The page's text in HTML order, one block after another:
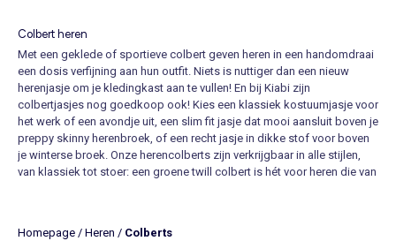
Colbert heren
Met een geklede of sportieve colbert geven heren in een handomdraai
een dosis verfijning aan hun outfit. Niets is nuttiger dan een nieuw
herenjasje om je kledingkast aan te vullen! En bij Kiabi zijn
colbertjasjes nog goedkoop ook! Kies een klassiek kostuumjasje voor
het werk of een avondje uit, een slim fit jasje dat mooi aansluit boven je
preppy skinny herenbroek , of een recht jasje in dikke stof voor boven
je winterse broek. Onze herencolberts zijn verkrijgbaar in alle stijlen,
van klassiek tot stoer: een groene twill colbert is hét voor heren die van
Homepage / Heren / Colberts